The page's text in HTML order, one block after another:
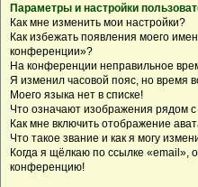
Параметры и настройки
Как мне изменить мои настройки?
Как избежать появления моего
конференции»?
На конференции неправильное
Я изменил часовой пояс, но время
Моего языка нет в списке!
Что означают изображения рядом
Как мне включить отображение
Что такое звание и как я могу
Когда я щёлкаю по ссылке «email»,
конференцию!